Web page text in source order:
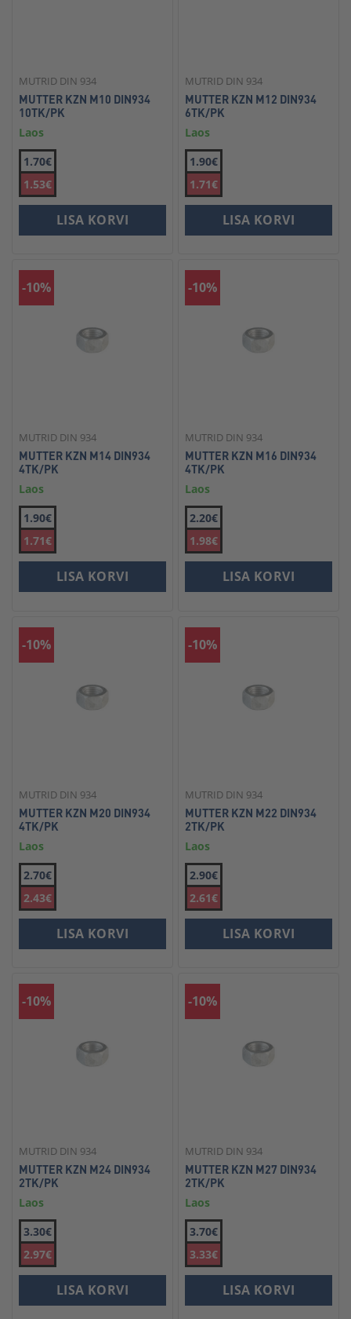
MUTRID DIN 934
MUTTER KZN M10 DIN934
10TK/PK
Laos
1.70€
1.53€
LISA KORVI
MUTRID DIN 934
MUTTER KZN M12 DIN934
6TK/PK
Laos
1.90€
1.71€
LISA KORVI
-10%
MUTRID DIN 934
MUTTER KZN M14 DIN934
4TK/PK
Laos
1.90€
1.71€
LISA KORVI
-10%
MUTRID DIN 934
MUTTER KZN M16 DIN934
4TK/PK
Laos
2.20€
1.98€
LISA KORVI
-10%
MUTRID DIN 934
MUTTER KZN M20 DIN934
4TK/PK
Laos
2.70€
2.43€
LISA KORVI
-10%
MUTRID DIN 934
MUTTER KZN M22 DIN934
2TK/PK
Laos
2.90€
2.61€
LISA KORVI
-10%
MUTRID DIN 934
MUTTER KZN M24 DIN934
2TK/PK
Laos
3.30€
2.97€
LISA KORVI
-10%
MUTRID DIN 934
MUTTER KZN M27 DIN934
2TK/PK
Laos
3.70€
3.33€
LISA KORVI